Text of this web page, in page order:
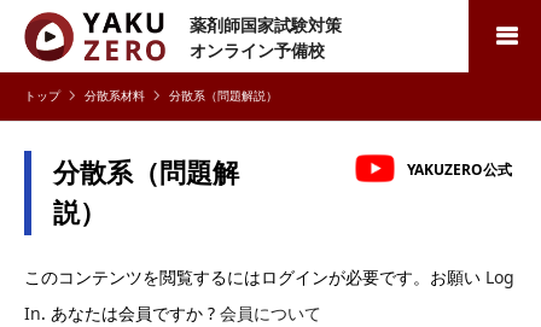
薬剤師国家試験対策
オンライン予備校
検索
分散系材料 分散系（問題解説）
分散系（問題解
説）
YAKUZERO公式
このコンテンツを閲覧するにはログインが必要です。お願い Log
In. あなたは会員ですか ? 会員について